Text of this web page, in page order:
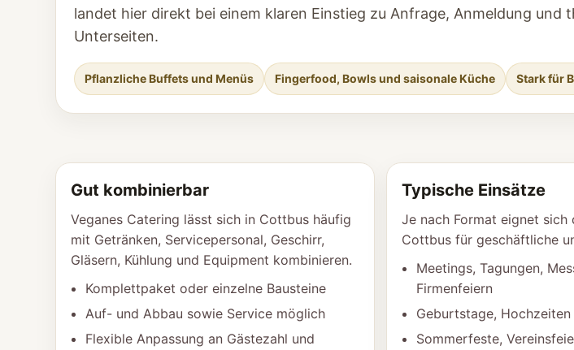
landet hier direkt bei einem klaren Einstieg zu Anfrage, Anmeldung und
Unterseiten.
Pflanzliche Buffets und Menüs Fingerfood, Bowls und saisonale Küche Stark für
Gut kombinierbar
Veganes Catering lässt sich in Cottbus häufig
mit Getränken, Servicepersonal, Geschirr,
Gläsern, Kühlung und Equipment kombinieren.
Komplettpaket oder einzelne Bausteine
Auf- und Abbau sowie Service möglich
Flexible Anpassung an Gästezahl und
Typische Einsätze
Je nach Format eignet sich
Cottbus für geschäftliche
Meetings, Tagungen,
Firmenfeiern
Geburtstage,
Sommerfeste,